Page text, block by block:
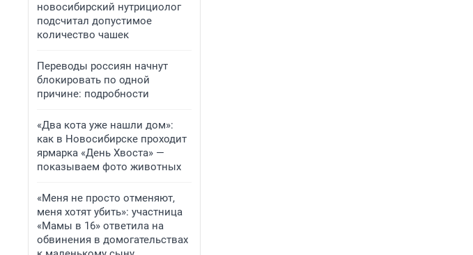
новосибирский нутрициолог
подсчитал допустимое
количество чашек
Переводы россиян начнут
блокировать по одной
причине: подробности
«Два кота уже нашли дом»:
как в Новосибирске проходит
ярмарка «День Хвоста» —
показываем фото животных
«Меня не просто отменяют,
меня хотят убить»: участница
«Мамы в 16» ответила на
обвинения в домогательствах